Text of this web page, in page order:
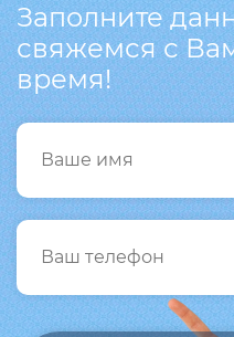
Заполните
свяжемся с
время!